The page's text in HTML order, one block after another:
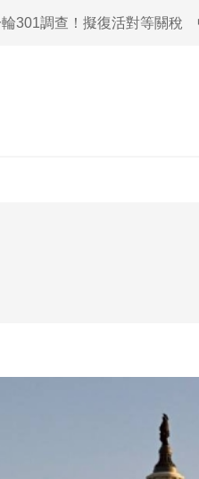
輪301調查！擬復活對等關稅